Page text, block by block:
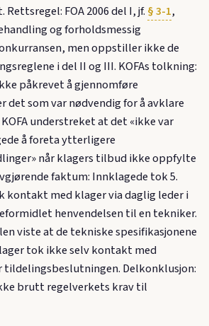
FOA 2006 del I, jf. § 3-1,
og forholdsmessig
men oppstiller ikke de
i del II og III. KOFAs tolkning:
påkrevet å gjennomføre
det som var nødvendig for å avklare
understreket at det «ikke var
å foreta ytterligere
når klagers tilbud ikke oppfylte
faktum: Innklagede tok 5.
kontakt med klager via daglig leder i
henvendelsen til en tekniker.
viste at de tekniske spesifikasjonene
tok ikke selv kontakt med
Delkonklusjon:
brutt regelverkets krav til